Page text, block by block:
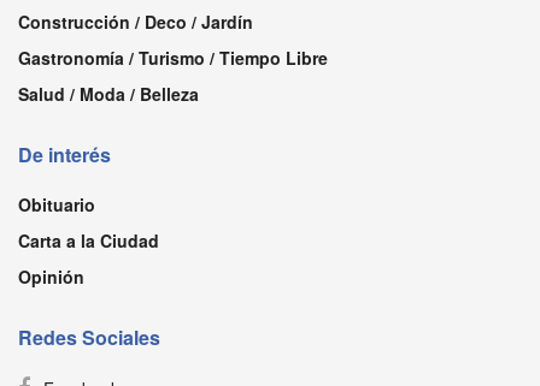
Construcción / Deco / Jardín
Gastronomía / Turismo / Tiempo Libre
Salud / Moda / Belleza
De interés
Obituario
Carta a la Ciudad
Opinión
Redes Sociales